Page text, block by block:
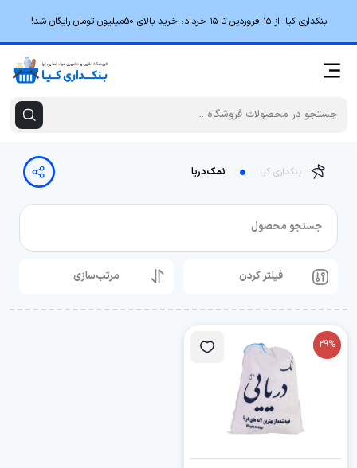
بنکداری کیا؛ از ۱۵ فروردین تا ۱۵ خرداد، خرید بالای 50میلیون تومان رایگان شد!
بنکداری کیا نمک دریا
جستجو محصول
فیلتر کردن مرتب‌سازی
29%